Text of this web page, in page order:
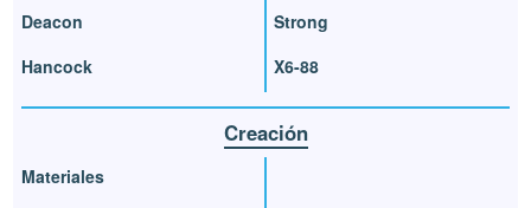
Deacon
Hancock
Strong
X6-88
Creación
Materiales